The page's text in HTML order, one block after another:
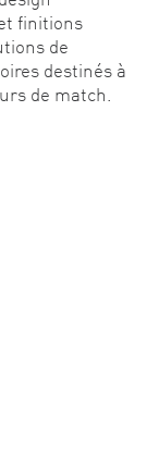
finitions
de
destinés à
de match.